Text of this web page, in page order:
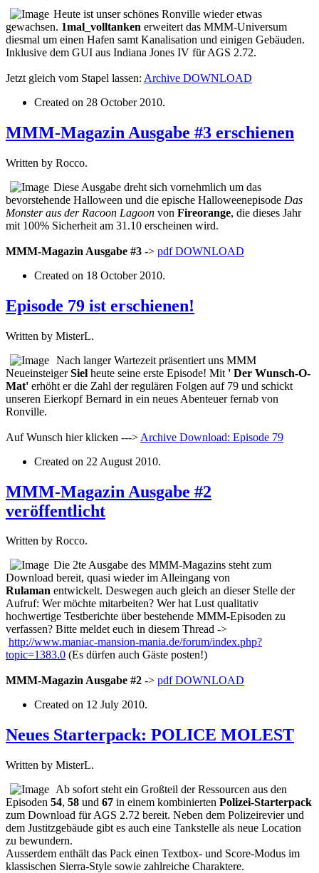
Heute ist unser schönes Ronville wieder etwas
gewachsen. 1mal_volltanken erweitert das MMM-Universum
diesmal um einen Hafen samt Kanalisation und einigen Gebäuden.
Inklusive dem GUI aus Indiana Jones IV für AGS 2.72.
Jetzt gleich vom Stapel lassen: Archive DOWNLOAD
Created on 28 October 2010.
MMM-Magazin Ausgabe #3 erschienen
Written by Rocco.
Diese Ausgabe dreht sich vornehmlich um das
bevorstehende Halloween und die epische Halloweenepisode Das
Monster aus der Racoon Lagoon von Fireorange, die dieses Jahr
mit 100% Sicherheit am 31.10 erscheinen wird.
MMM-Magazin Ausgabe #3 -> pdfDOWNLOAD
Created on 18 October 2010.
Episode 79 ist erschienen!
Written by MisterL.
Nach langer Wartezeit präsentiert uns MMM
NeueinsteigerSiel heute seine erste Episode! Mit ' Der Wunsch-O-
Mat' erhöht er die Zahl der regulären Folgen auf 79 und schickt
unseren Eierkopf Bernard in ein neues Abenteuer fernab von
Ronville.
Auf Wunsch hier klicken ---> Archive Download: Episode 79
Created on 22 August 2010.
MMM-Magazin Ausgabe #2
veröffentlicht
Written by Rocco.
Die 2te Ausgabe des MMM-Magazins steht zum
Download bereit, quasi wieder im Alleingang von
Rulaman entwickelt. Deswegen auch gleich an dieser Stelle der
Aufruf: Wer möchte mitarbeiten? Wer hat Lust qualitativ
hochwertige Testberichte über bestehende MMM-Episoden zu
verfassen? Bitte meldet euch in diesem Thread ->
http://www.maniac-mansion-mania.de/forum/index.php?
topic=1383.0 (Es dürfen auch Gäste posten!)
MMM-Magazin Ausgabe #2 -> pdfDOWNLOAD
Created on 12 July 2010.
Neues Starterpack: POLICE MOLEST
Written by MisterL.
Ab sofort steht ein Großteil der Ressourcen aus den
Episoden 54, 58 und 67 in einem kombinierten Polizei-Starterpack
zum Download für AGS 2.72 bereit. Neben dem Polizeirevier und
dem Justitzgebäude gibt es auch eine Tankstelle als neue Location
zu bewundern.
Ausserdem enthält das Pack einen Textbox- und Score-Modus im
klassischen Sierra-Style sowie zahlreiche Charaktere.